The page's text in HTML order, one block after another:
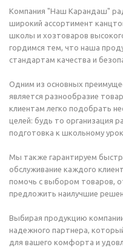
Компания "Наш Карандаш"
широкий ассортимент
школы и хозтоваров
гордимся тем, что наша
стандартам качества и
Одним из основных
является разнообразие
клиентам легко подобрать
целей: будь то организация
подготовка к школьному
Мы также гарантируем
обслуживание каждого
помочь с выбором товаров,
предложить наилучшие
Выбирая продукцию
надежного партнера,
для вашего комфорта и